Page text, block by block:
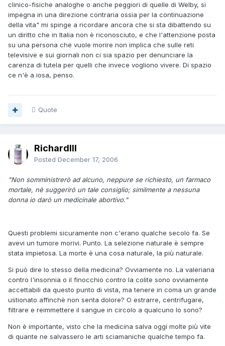
clinico-fisiche analoghe o anche peggiori di quelle di Welby, si
impegna in una direzione contraria ossia per la continuazione
della vita" mi spinge a ricordare ancora che si sta dibattendo su
un diritto che in Italia non è riconosciuto, e che l'attenzione posta
su una persona che vuole morire non implica che sulle reti
televisive e sui giornali non ci sia spazio per denunciare la
carenza di tutela per quelli che invece vogliono vivere. Di spazio
ce n'è a iosa, penso.
Quote
RichardIII
Posted December 17, 2006
"Non somministrerò ad alcuno, neppure se richiesto, un farmaco
mortale, nè suggerirò un tale consiglio; similmente a nessuna
donna io darò un medicinale abortivo."
Questi problemi sicuramente non c'erano qualche secolo fa. Se
avevi un tumore morivi. Punto. La selezione naturale è sempre
stata impietosa. La morte è una cosa naturale, la più naturale.
Si può dire lo stesso della medicina? Ovviamente no. La valeriana
contro l'insonnia o il finocchio contro la colite sono ovviamente
accettabili da questo punto di vista, ma tenere in coma un grande
ustionato affinchè non senta dolore? O estrarre, centrifugare,
filtrare e reimmettere il sangue in circolo a qualcuno lo sono?
Non è importante, visto che la medicina salva oggi molte più vite
di quante ne salvassero le arti sciamaniche qualche tempo fa.